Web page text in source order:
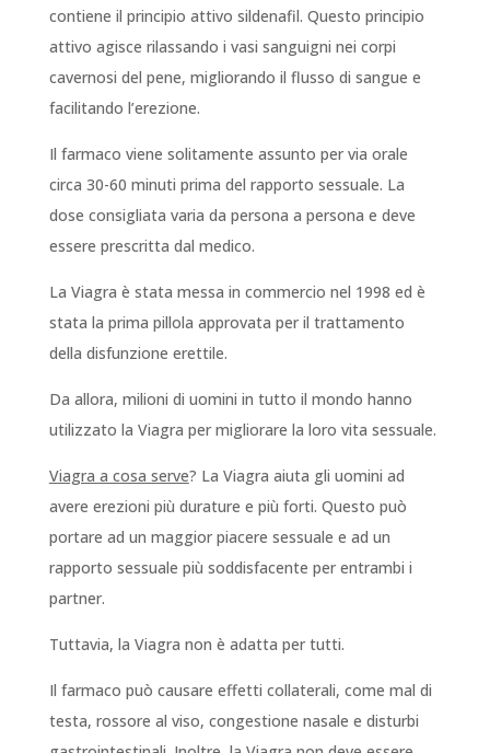
contiene il principio attivo sildenafil. Questo principio
attivo agisce rilassando i vasi sanguigni nei corpi
cavernosi del pene, migliorando il flusso di sangue e
facilitando l’erezione.
Il farmaco viene solitamente assunto per via orale
circa 30-60 minuti prima del rapporto sessuale. La
dose consigliata varia da persona a persona e deve
essere prescritta dal medico.
La Viagra è stata messa in commercio nel 1998 ed è
stata la prima pillola approvata per il trattamento
della disfunzione erettile.
Da allora, milioni di uomini in tutto il mondo hanno
utilizzato la Viagra per migliorare la loro vita sessuale.
Viagra a cosa serve? La Viagra aiuta gli uomini ad
avere erezioni più durature e più forti. Questo può
portare ad un maggior piacere sessuale e ad un
rapporto sessuale più soddisfacente per entrambi i
partner.
Tuttavia, la Viagra non è adatta per tutti.
Il farmaco può causare effetti collaterali, come mal di
testa, rossore al viso, congestione nasale e disturbi